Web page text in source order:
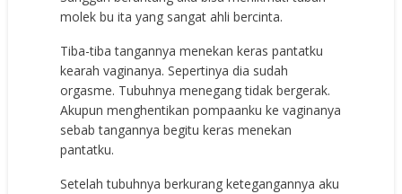
molek bu ita yang sangat ahli bercinta.
Tiba-tiba tangannya menekan keras pantatku
kearah vaginanya. Sepertinya dia sudah
orgasme. Tubuhnya menegang tidak bergerak.
Akupun menghentikan pompaanku ke vaginanya
sebab tangannya begitu keras menekan
pantatku.
Setelah tubuhnya berkurang ketegangannya aku